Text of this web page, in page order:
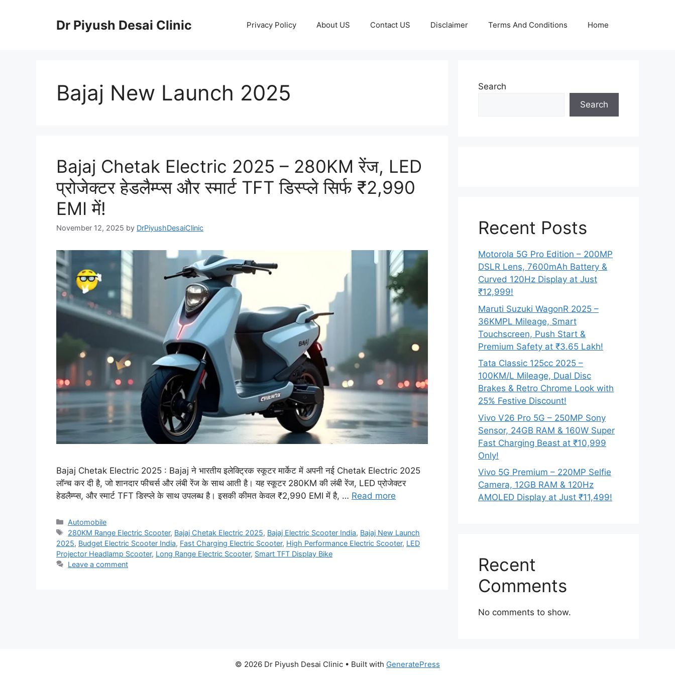
Dr Piyush Desai Clinic Privacy Policy About US Contact US Disclaimer Terms And Conditions Home
Bajaj New Launch 2025
Bajaj Chetak Electric 2025 – 280KM रेंज, LED
प्रोजेक्टर हेडलैम्प्स और स्मार्ट TFT डिस्प्ले सिर्फ ₹2,990
EMI में!
November 12, 2025 by DrPiyushDesaiClinic
Bajaj Chetak Electric 2025 : Bajaj ने भारतीय इलेक्ट्रिक स्कूटर मार्केट में अपनी नई Chetak Electric 2025
लॉन्च कर दी है, जो शानदार फीचर्स और लंबी रेंज के साथ आती है। यह स्कूटर 280KM की लंबी रेंज, LED प्रोजेक्टर
हेडलैम्प्स, और स्मार्ट TFT डिस्प्ले के साथ उपलब्ध है। इसकी कीमत केवल ₹2,990 EMI में है, … Read more
Categories
Automobile
Tags
280KM Range Electric Scooter, Bajaj Chetak Electric 2025, Bajaj Electric Scooter India, Bajaj New Launch
2025, Budget Electric Scooter India, Fast Charging Electric Scooter, High Performance Electric Scooter, LED
Projector Headlamp Scooter, Long Range Electric Scooter, Smart TFT Display Bike
Leave a comment
Search
Search
Recent Posts
Motorola 5G Pro Edition – 200MP
DSLR Lens, 7600mAh Battery &
Curved 120Hz Display at Just
₹12,999!
Maruti Suzuki WagonR 2025 –
36KMPL Mileage, Smart
Touchscreen, Push Start &
Premium Safety at ₹3.65 Lakh!
Tata Classic 125cc 2025 –
100KM/L Mileage, Dual Disc
Brakes & Retro Chrome Look with
25% Festive Discount!
Vivo V26 Pro 5G – 250MP Sony
Sensor, 24GB RAM & 160W Super
Fast Charging Beast at ₹10,999
Only!
Vivo 5G Premium – 220MP Selfie
Camera, 12GB RAM & 120Hz
AMOLED Display at Just ₹11,499!
Recent
Comments
No comments to show.
© 2026 Dr Piyush Desai Clinic • Built with GeneratePress